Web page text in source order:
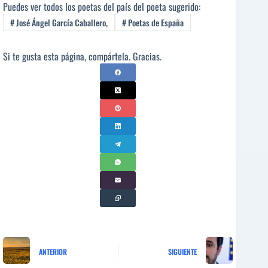
Puedes ver todos los poetas del país del poeta sugerido:
#José Ángel García Caballero, #Poetas de España
Si te gusta esta página, compártela. Gracias.
ANTERIOR SIGUIENTE